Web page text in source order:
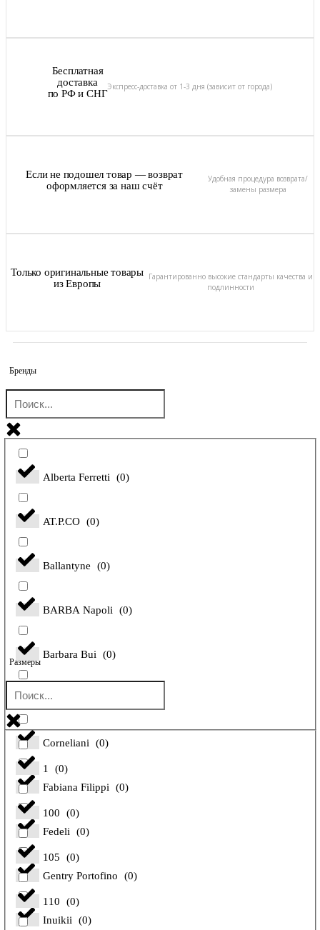
Бесплатная
доставка
по РФ и СНГ
Экспресс-доставка от 1-3 дня (зависит от города)
Если не подошел товар — возврат
оформляется за наш счёт
Удобная процедура возврата/
замены размера
Только оригинальные товары
из Европы
Гарантированно высокие стандарты качества и
подлинности
Бренды
Alberta Ferretti (0)
AT.P.CO (0)
Ballantyne (0)
BARBA Napoli (0)
Barbara Bui (0)
Bilancioni
Corneliani (0)
Fabiana Filippi (0)
Fedeli (0)
Gentry Portofino (0)
Inuikii (0)
Размеры
1 (0)
100 (0)
105 (0)
110 (0)